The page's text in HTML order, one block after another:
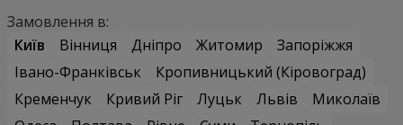
Замовлення в:
Київ
Вінниця Дніпро Житомир
Запоріжжя
Івано-Франківськ
Кропивницький (Кіровоград)
Кременчук
Кривий Ріг Луцьк Львів
Миколаїв